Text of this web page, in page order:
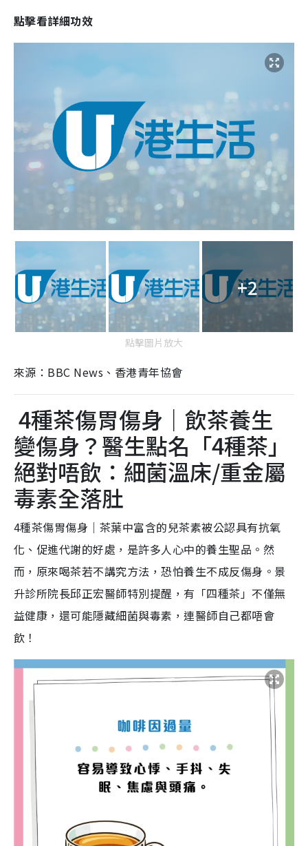
點擊看詳細功效
+2
點擊圖片放大
來源：BBC News、香港青年協會
4種茶傷胃傷身｜飲茶養生
變傷身？醫生點名「4種茶」
絕對唔飲：細菌溫床/重金屬
毒素全落肚
4種茶傷胃傷身｜茶葉中富含的兒茶素被公認具有抗氧
化、促進代謝的好處，是許多人心中的養生聖品。然
而，原來喝茶若不講究方法，恐怕養生不成反傷身。景
升診所院長邱正宏醫師特別提醒，有「四種茶」不僅無
益健康，還可能隱藏細菌與毒素，連醫師自己都唔會
飲！